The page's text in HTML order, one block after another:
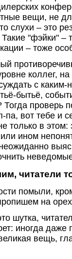
вещи, не
слухи – это
Такие "фэйки" –
– тоже
коллег,
с
бытьё,
Тогда проверь
вот тебе и
только в
ином
читатели
помыли,
на
шутка,
иногда даже
вещь,